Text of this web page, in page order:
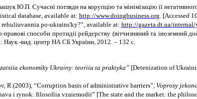
Ю.П. Сучасні погляди на корупцію та мінімізацію її
database, available at: http://www.doingbusiness.org. [Accessed
po-ukrains'ky?”, available at: http://gazeta.dt.ua/
способи протидії рейдерству (вітчизняний та іноземний
Наук.-вид. центр НА СБ України, 2012. – 132 с.
ekonomiky Ukrainy: teoriia ta praktyka” [Detenization of
R.(2003), “Corruption basis of administrative barriers”, Voprosy
i rynok: filosofiia vzaiemodii” [The state and the market: the